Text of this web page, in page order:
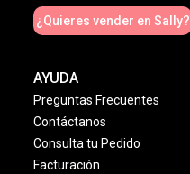
¿Quieres vender en Sally?
AYUDA
Preguntas Frecuentes
Contáctanos
Consulta tu Pedido
Facturación